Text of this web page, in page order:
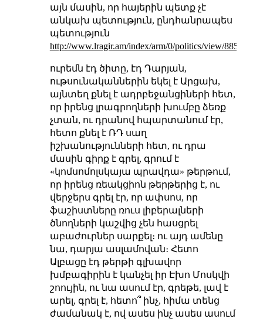
այն մասին, որ հայերին պետք չէ
անկախ պետություն, ընդհանրապես
պետություն
http://www.lragir.am/index/arm/0/politics/view/88519
ուրեմն էդ ծիտը, էդ Դարյան,
ութսունականներին եկել է Արցախ,
այնտեղ քնել է ադրբեջանցիների հետ,
որ իրենց լրագրողների խումբը ձեռք
չտան, ու դրանով հպարտանում էր,
հետո քնել է ՌԴ սաղ
իշխանությունների հետ, ու դրա
մասին գիրք է գրել, գրում է
«կոմսոմոլսկայա պրավդա» թերթում,
որ իրենց ռեակցիոն թերթերից է, ու
վերջերս գրել էր, որ ափսոս, որ
ֆաշիստները ռուս լիբերալների
ծնողների կաշվից չեն հասցրել
աբաժուրներ սարքել։ ու այդ ամենը
նա, դարյա ասլամովան։ Հետո
Ալբացը էդ թերթի գլխավոր
խմբագիրին է կանչել իր Էխո Մոսկվի
շոույին, ու նա ասում էր, գրեթե, լավ է
արել, գրել է, հետո՞ ինչ, հիմա տենց
ժամանակ է, ով ասես ինչ ասես ասում